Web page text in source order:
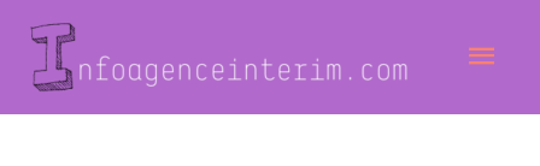
contenu